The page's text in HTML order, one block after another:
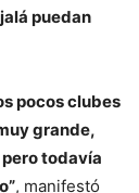
puedan
pocos clubes
grande,
todavía
, manifestó